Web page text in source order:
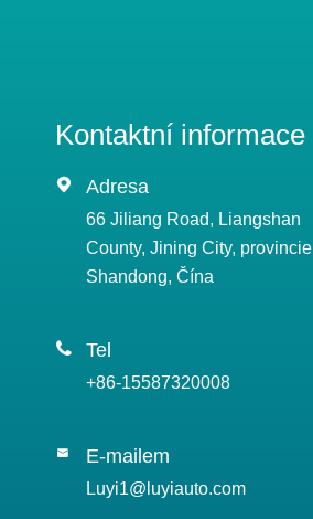
Kontaktní informace
 Adresa
66 Jiliang Road, Liangshan
County, Jining City, provincie
Shandong, Čína
 Tel
+86-15587320008
 E-mailem
Luyi1@luyiauto.com